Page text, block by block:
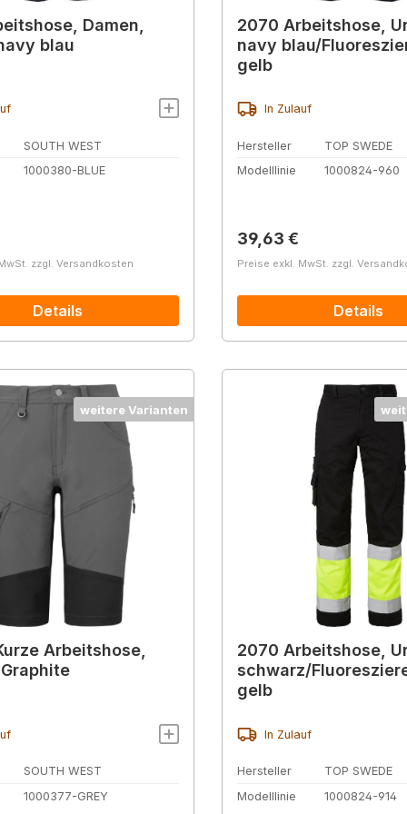
Damen,
blau
SOUTH WEST
1000380-BLUE
Preis:
zzgl. Versandkosten
Details
2070 Arbeitshose,
navy blau/
gelb
In Zulauf
Hersteller
TOP SWEDE
Modelllinie
1000824-960
Regulärer Preis:
39,63 €
Preise exkl. MwSt. zzgl.
Details
weitere Varianten
Arbeitshose,
SOUTH WEST
1000377-GREY
2070 Arbeitshose,
schwarz/
gelb
In Zulauf
Hersteller
TOP SWEDE
Modelllinie
1000824-914